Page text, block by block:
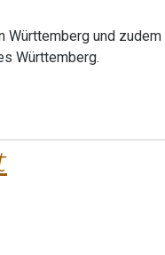
Württemberg und
Württemberg.